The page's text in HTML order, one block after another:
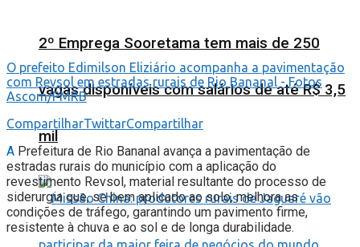
2º Emprega Sooretama tem mais de 250
vagas disponíveis com salários de até R$ 3,5
mil
O prefeito Edimilson Eliziário acompanha a pavimentação
com Revsol em estradas rurais de Rio Bananal - Fotos
Ascom/PMRB
CompartilharTwittarCompartilhar
A Prefeitura de Rio Bananal avança a pavimentação de
estradas rurais do município com a aplicação do
revestimento Revsol, material resultante do processo de
siderurgia que, se bem aplicado ao solo, melhora as
condições de tráfego, garantindo um pavimento firme,
resistente à chuva e ao sol e de longa durabilidade.